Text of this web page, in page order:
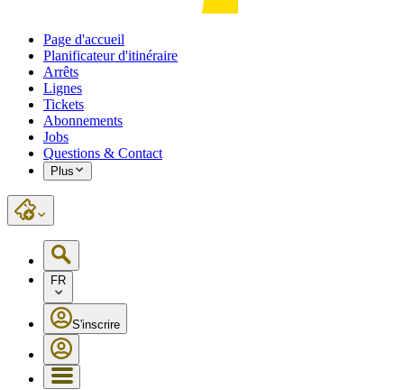
Page d'accueil
Planificateur d'itinéraire
Arrêts
Lignes
Tickets
Abonnements
Jobs
Questions & Contact
Plus
FR
S'inscrire